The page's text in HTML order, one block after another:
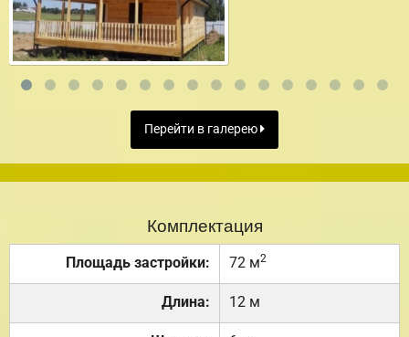
Перейти в галерею
Комплектация
Площадь застройки: 72 м2
Длина: 12 м